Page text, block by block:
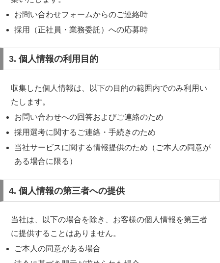
お問い合わせフォームからのご連絡時
採用（正社員・業務委託）への応募時
3. 個人情報の利用目的
収集した個人情報は、以下の目的の範囲内でのみ利用い
たします。
お問い合わせへの回答およびご連絡のため
採用選考に関するご連絡・手続きのため
当社サービスに関する情報提供のため（ご本人の同意が
ある場合に限る）
4. 個人情報の第三者への提供
当社は、以下の場合を除き、お客様の個人情報を第三者
に提供することはありません。
ご本人の同意がある場合